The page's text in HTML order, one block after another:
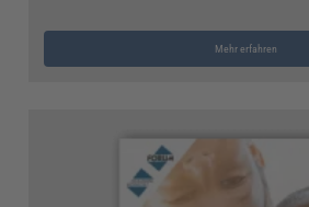
Mehr erfahren